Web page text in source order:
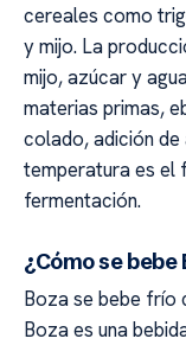
cereales como
y mijo. La
mijo, azúcar y
materias primas,
colado, adición
temperatura es el
fermentación.
¿Cómo se bebe
Boza se bebe frío
Boza es una